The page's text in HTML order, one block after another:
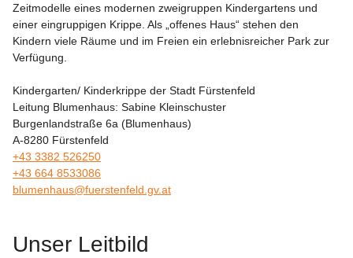
Zeitmodelle eines modernen zweigruppen Kindergartens und
einer eingruppigen Krippe. Als „offenes Haus“ stehen den
Kindern viele Räume und im Freien ein erlebnisreicher Park zur
Verfügung.
Kindergarten/ Kinderkrippe der Stadt Fürstenfeld
Leitung Blumenhaus: Sabine Kleinschuster
Burgenlandstraße 6a (Blumenhaus)
A-8280 Fürstenfeld
+43 3382 526250
+43 664 8533086
blumenhaus@fuerstenfeld.gv.at
Unser Leitbild